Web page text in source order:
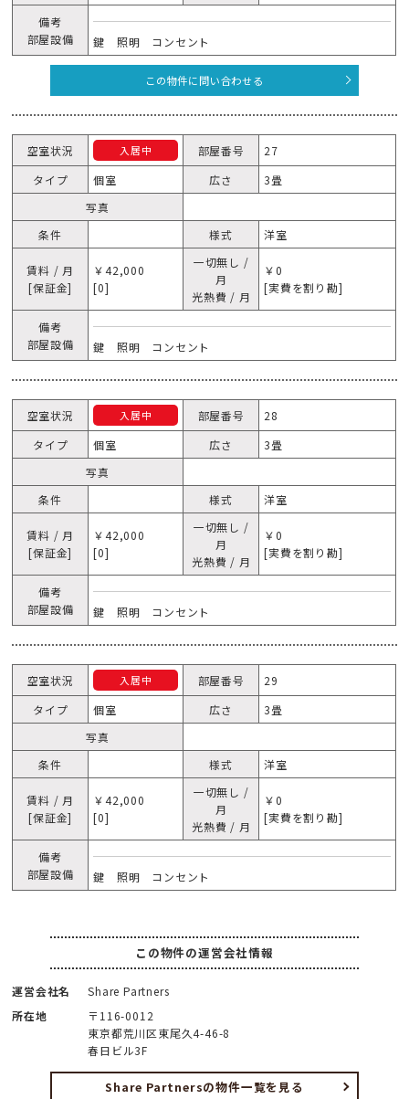
備考
部屋設備
鍵 照明 コンセント
この物件に問い合わせる
空室状況 入居中 部屋番号
27
タイプ
個室 広さ
3畳
写真
条件
様式 洋室
賃料 / 月
[保証金]
￥42,000
[0]
一切無し /
月
光熱費 / 月
￥0
[実費を割り勘]
備考
部屋設備
鍵 照明 コンセント
空室状況 入居中 部屋番号
28
タイプ
個室 広さ
3畳
写真
条件
様式 洋室
賃料 / 月
[保証金]
￥42,000
[0]
一切無し /
月
光熱費 / 月
￥0
[実費を割り勘]
備考
部屋設備
鍵 照明 コンセント
空室状況 入居中 部屋番号
29
タイプ
個室 広さ
3畳
写真
条件
様式 洋室
賃料 / 月
[保証金]
￥42,000
[0]
一切無し /
月
光熱費 / 月
￥0
[実費を割り勘]
備考
部屋設備
鍵 照明 コンセント
この物件の運営会社情報
運営会社名
Share Partners
所在地
〒116-0012
東京都荒川区東尾久4-46-8
春日ビル3F
Share Partnersの物件一覧を見る